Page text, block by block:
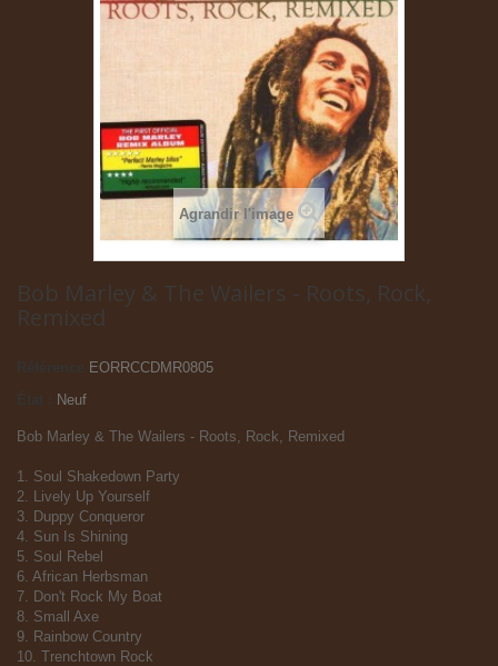
Agrandir l'image
Bob Marley & The Wailers - Roots, Rock,
Remixed
Référence
EORRCCDMR0805
Neuf
Bob Marley & The Wailers - Roots, Rock, Remixed
1. Soul Shakedown Party
2. Lively Up Yourself
3. Duppy Conqueror
4. Sun Is Shining
5. Soul Rebel
6. African Herbsman
7. Don't Rock My Boat
8. Small Axe
9. Rainbow Country
10. Trenchtown Rock